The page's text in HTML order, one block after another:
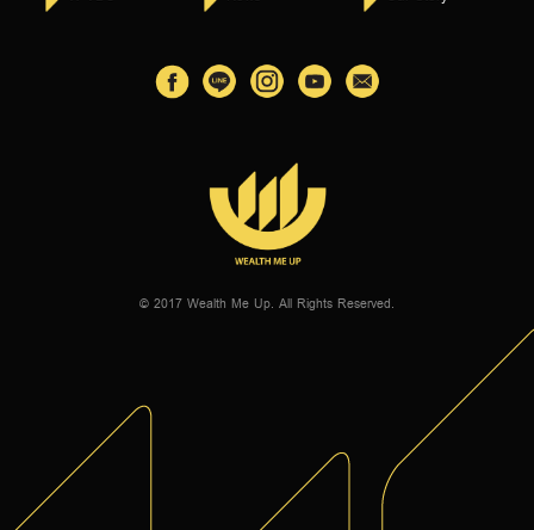
© 2017 Wealth Me Up. All Rights Reserved.